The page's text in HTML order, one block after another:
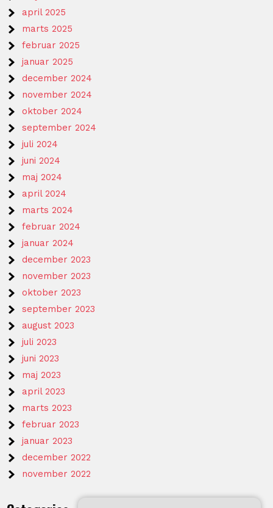
april 2025
marts 2025
februar 2025
januar 2025
december 2024
november 2024
oktober 2024
september 2024
juli 2024
juni 2024
maj 2024
april 2024
marts 2024
februar 2024
januar 2024
december 2023
november 2023
oktober 2023
september 2023
august 2023
juli 2023
juni 2023
maj 2023
april 2023
marts 2023
februar 2023
januar 2023
december 2022
november 2022